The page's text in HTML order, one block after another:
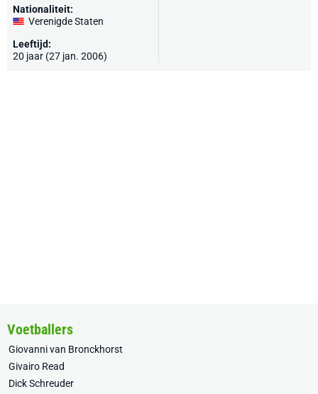
Nationaliteit:
Verenigde Staten
Leeftijd:
20 jaar (27 jan. 2006)
Voetballers
Giovanni van Bronckhorst
Givairo Read
Dick Schreuder